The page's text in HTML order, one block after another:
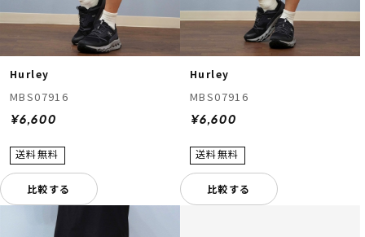
Hurley
MBS07916
¥6,600
比較する
Hurley
MBS07916
¥6,600
比較する